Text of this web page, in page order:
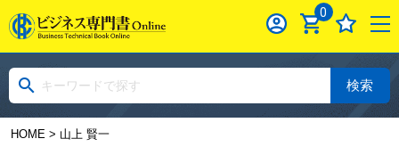
0
検索
HOME> 山上 賢一